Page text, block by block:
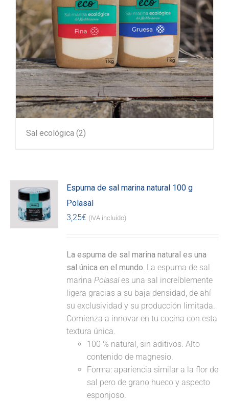
Sal ecológica (2)
Espuma de sal marina natural 100 g
Polasal
3,25€ (IVA incluido)
La espuma de sal marina natural es una
sal única en el mundo. La espuma de sal
marinaPolasales una sal increíblemente
ligera gracias a su baja densidad, de ahí
su exclusividad y su producción limitada.
Comienza a innovar en tu cocina con esta
textura única.
100 % natural, sin aditivos. Alto
contenido de magnesio.
Forma: apariencia similar a la flor de
sal pero de grano hueco y aspecto
esponjoso.